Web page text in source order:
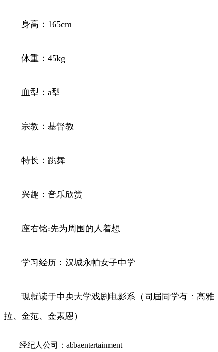
身高：165cm
体重：45kg
血型：a型
宗教：基督教
特长：跳舞
兴趣：音乐欣赏
座右铭:先为周围的人着想
学习经历：汉城永帕女子中学
现就读于中央大学戏剧电影系（同届同学有：高雅
拉、金范、金素恩）
经纪人公司：abbaentertainment